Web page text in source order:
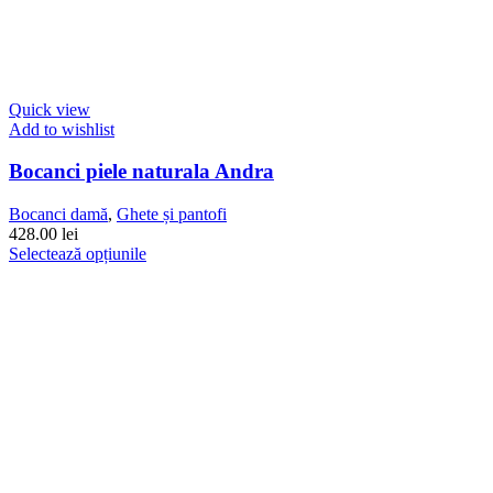
Quick view
Add to wishlist
Bocanci piele naturala Andra
Bocanci damă, Ghete și pantofi
428.00 lei
Selectează opțiunileAcest